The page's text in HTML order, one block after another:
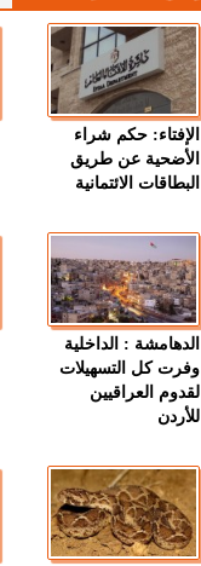
الإفتاء: حكم شراء
الأضحية عن طريق
البطاقات الائتمانية
الدهامشة : الداخلية
وفرت كل التسهيلات
لقدوم العراقيين
للأردن